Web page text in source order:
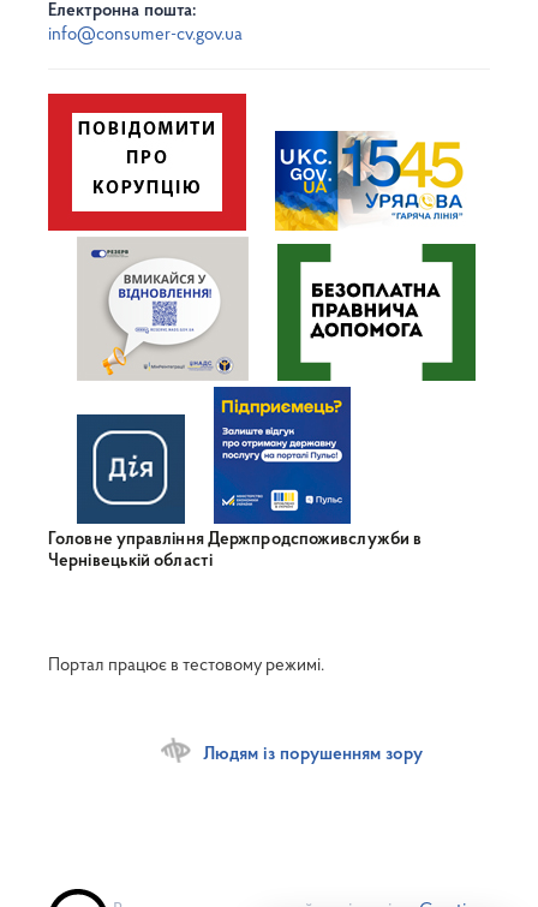
Електронна пошта:
info@consumer-cv.gov.ua
Головне управління Держпродспоживслужби в
Чернівецькій області
Портал працює в тестовому режимі.
Людям із порушенням зору